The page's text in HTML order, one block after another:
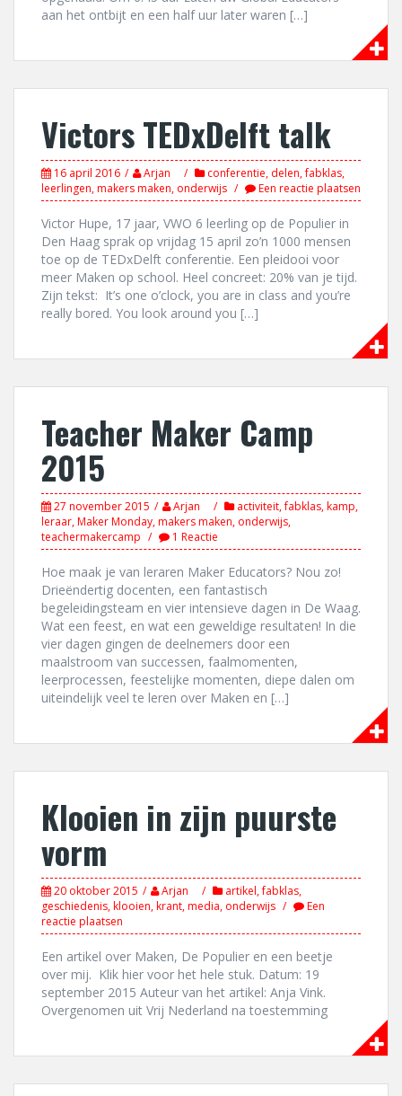
aan het ontbijt en een half uur later waren […]
Victors TEDxDelft talk
16 april 2016 Arjan conferentie, delen,fabklas,
leerlingen,makers maken, onderwijs Een reactie plaatsen
Victor Hupe, 17 jaar, VWO 6 leerling op de Populier in
Den Haag sprak op vrijdag 15 april zo’n 1000 mensen
toe op de TEDxDelft conferentie. Een pleidooi voor
meer Maken op school. Heel concreet: 20% van je tijd.
Zijn tekst: It’s one o’clock, you are in class and you’re
really bored. You look around you […]
Teacher Maker Camp
2015
27 november 2015 Arjan activiteit,fabklas,kamp,
leraar,Maker Monday,makers maken, onderwijs,
teachermakercamp
1 Reactie
Hoe maak je van leraren Maker Educators? Nou zo!
Drieëndertig docenten, een fantastisch
begeleidingsteam en vier intensieve dagen in De Waag.
Wat een feest, en wat een geweldige resultaten! In die
vier dagen gingen de deelnemers door een
maalstroom van successen, faalmomenten,
leerprocessen, feestelijke momenten, diepe dalen om
uiteindelijk veel te leren over Maken en […]
Klooien in zijn puurste
vorm
20 oktober 2015 Arjan artikel,fabklas,
geschiedenis,klooien,krant,media, onderwijs
Een
reactie plaatsen
Een artikel over Maken, De Populier en een beetje
over mij. Klik hier voor het hele stuk. Datum: 19
september 2015 Auteur van het artikel: Anja Vink.
Overgenomen uit Vrij Nederland na toestemming